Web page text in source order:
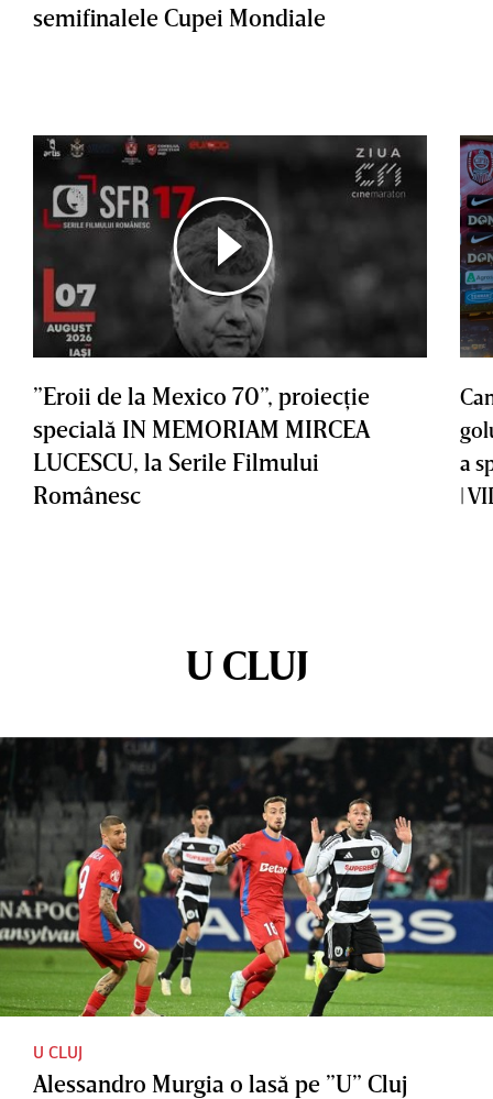
semifinalele Cupei Mondiale
”Eroii de la Mexico 70”, proiecţie
specială IN MEMORIAM MIRCEA
LUCESCU, la Serile Filmului
Românesc
a
|
U CLUJ
U CLUJ
Alessandro Murgia o lasă pe ”U” Cluj